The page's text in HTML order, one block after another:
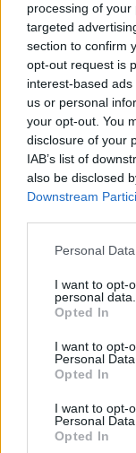
processing of
targeted
section to confirm
opt-out request is
interest-based
us or personal
your opt-out. You
disclosure of your
IAB’s list of
also be disclosed
Downstream
Personal
I want to opt-
personal data.
Opted In
I want to opt-
Personal Data.
Opted In
I want to opt-
Personal
Opted In
Leicht
Leicht
21 41 61
Weitere passende
Top-